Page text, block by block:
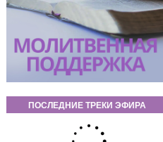
ПОСЛЕДНИЕ ТРЕКИ ЭФИРА